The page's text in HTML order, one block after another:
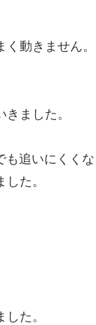
動きません
ました。
追いにくく
た。
た。